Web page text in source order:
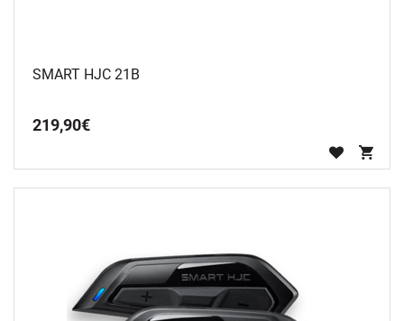
SMART HJC 21B
219,90€